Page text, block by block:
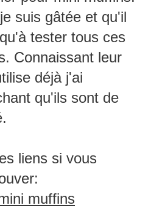
suis gâtée et qu'il
tester tous ces
Connaissant leur
déjà j'ai
qu'ils sont de
liens si vous
muffins